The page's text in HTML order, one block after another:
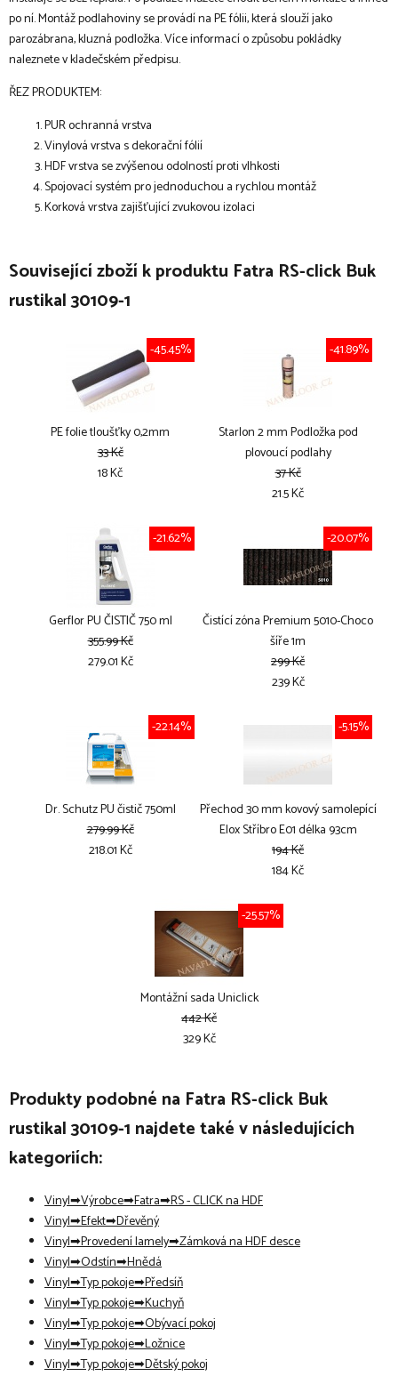
po ní. Montáž podlahoviny se provádí na PE fólii, která slouží jako
parozábrana, kluzná podložka. Více informací o způsobu pokládky
naleznete v kladečském předpisu.
ŘEZ PRODUKTEM:
PUR ochranná vrstva
Vinylová vrstva s dekorační fólií
HDF vrstva se zvýšenou odolností proti vlhkosti
Spojovací systém pro jednoduchou a rychlou montáž
Korková vrstva zajišťující zvukovou izolaci
Související zboží k produktu Fatra RS-click Buk
rustikal 30109-1
PE folie tloušťky 0,2mm
-45.45%
33 Kč
18 Kč
Starlon 2 mm Podložka pod
plovoucí podlahy
-41.89%
37 Kč
21.5 Kč
Gerflor PU ČISTIČ 750 ml
-21.62%
355.99 Kč
279.01 Kč
Čistící zóna Premium 5010-Choco
šíře 1m
-20.07%
299 Kč
239 Kč
Dr. Schutz PU čistič 750ml
-22.14%
279.99 Kč
218.01 Kč
Přechod 30 mm kovový samolepící
Elox Stříbro E01 délka 93cm
-5.15%
194 Kč
184 Kč
Montážní sada Uniclick
-25.57%
442 Kč
329 Kč
Produkty podobné na Fatra RS-click Buk
rustikal 30109-1 najdete také v následujících
kategoriích:
Vinyl Výrobce Fatra RS - CLICK na HDF
Vinyl Efekt Dřevěný
Vinyl Provedení lamely Zámková na HDF desce
Vinyl Odstín Hnědá
Vinyl Typ pokoje Předsíň
Vinyl Typ pokoje Kuchyň
Vinyl Typ pokoje Obývací pokoj
Vinyl Typ pokoje Ložnice
Vinyl Typ pokoje Dětský pokoj